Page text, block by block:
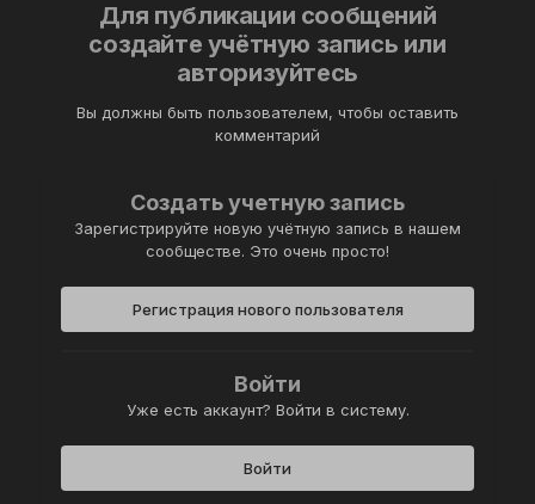
Для публикации сообщений
создайте учётную запись или
авторизуйтесь
Вы должны быть пользователем, чтобы оставить
комментарий
Создать учетную запись
Зарегистрируйте новую учётную запись в нашем
сообществе. Это очень просто!
Регистрация нового пользователя
Войти
Уже есть аккаунт? Войти в систему.
Войти